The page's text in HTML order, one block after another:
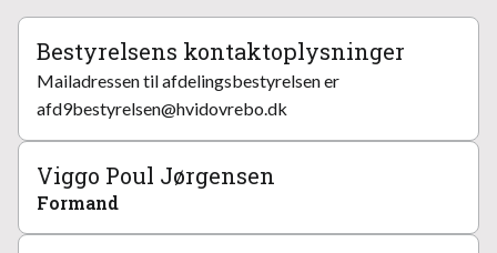
Bestyrelsens kontaktoplysninger
Mailadressen til afdelingsbestyrelsen er
afd9bestyrelsen@hvidovrebo.dk
Viggo Poul Jørgensen
Formand